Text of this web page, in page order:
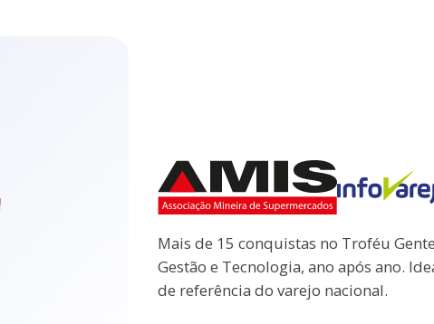
Mais de 15 conquistas no Troféu
Gestão e Tecnologia, ano após ano.
de referência do varejo nacional.